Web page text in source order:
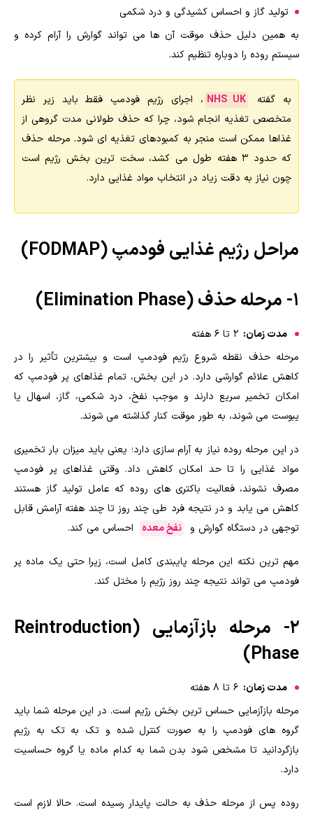
تولید گاز و احساس کشیدگی و درد شکمی
به همین دلیل حذف موقت آن ها می تواند گوارش را آرام کرده و
سیستم روده را دوباره تنظیم کند.
به گفته NHS UK ، اجرای رژیم فودمپ فقط باید زیر نظر
متخصص تغذیه انجام شود، چرا که حذف طولانی مدت گروهی از
غذاها ممکن است منجر به کمبودهای تغذیه ای شود. مرحله حذف
که حدود ۳ هفته طول می کشد، سخت ترین بخش رژیم است
چون نیاز به دقت زیاد در انتخاب مواد غذایی دارد.
مراحل رژیم غذایی فودمپ (FODMAP)
۱- مرحله حذف (Elimination Phase)
مدت زمان:
مرحله حذف نقطه شروع رژیم فودمپ است و بیشترین تأثیر را در
کاهش علائم گوارشی دارد. در این بخش، تمام غذاهای پر فودمپ که
امکان تخمیر سریع دارند و موجب نفخ، درد شکمی، گاز، اسهال یا
یبوست می شوند، به طور موقت کنار گذاشته می شوند.
در این مرحله روده نیاز به آرام سازی دارد؛ یعنی باید میزان بار تخمیری
مواد غذایی را تا حد امکان کاهش داد. وقتی غذاهای پر فودمپ
مصرف نشوند، فعالیت باکتری های روده که عامل تولید گاز هستند
کاهش می یابد و در نتیجه فرد طی چند روز تا چند هفته آرامش قابل
توجهی در دستگاه گوارش و
نفخ معده احساس می کند.
مهم ترین نکته این مرحله پایبندی کامل است، زیرا حتی یک ماده پر
فودمپ می تواند نتیجه چند روز رژیم را مختل کند.
۲- مرحله بازآزمایی (Reintroduction
Phase)
مدت زمان:
مرحله بازآزمایی حساس ترین بخش رژیم است. در این مرحله شما باید
گروه های فودمپ را به صورت کنترل شده و تک به تک به رژیم
بازگردانید تا مشخص شود بدن شما به کدام ماده یا گروه حساسیت
دارد.
روده پس از مرحله حذف به حالت پایدار رسیده است. حالا لازم است